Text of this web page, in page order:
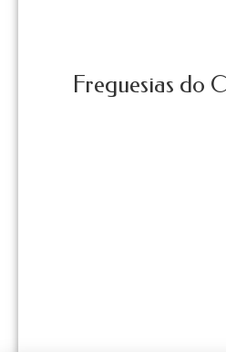
Freguesias do